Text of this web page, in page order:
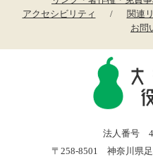
アクセシビリティ
関連
お問
法人番号
〒258-8501 神奈川県